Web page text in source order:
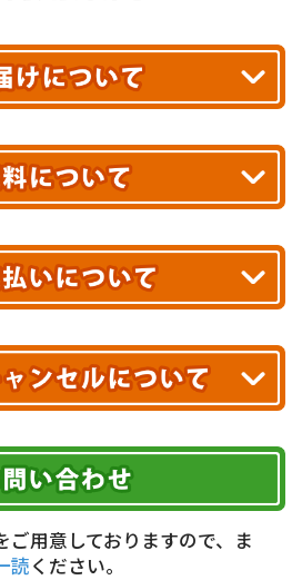
日お届け!
リアが対象です。
け日の確認はこちら▶
遅延が生じる可能性がございます。
島はお届けできません。
料無料!
全国一律1,100円(税込)
配送業者
ヤマト運輸
け可能時間帯
14～16時
16～18時
19～21時 指定なし
ジットカード
引換(現金のみ)
未満…330円(税込)
件）や、お客様にご負担い
ます。
詳しくはこちら▶
ご用意しておりますので、ま
読ください。